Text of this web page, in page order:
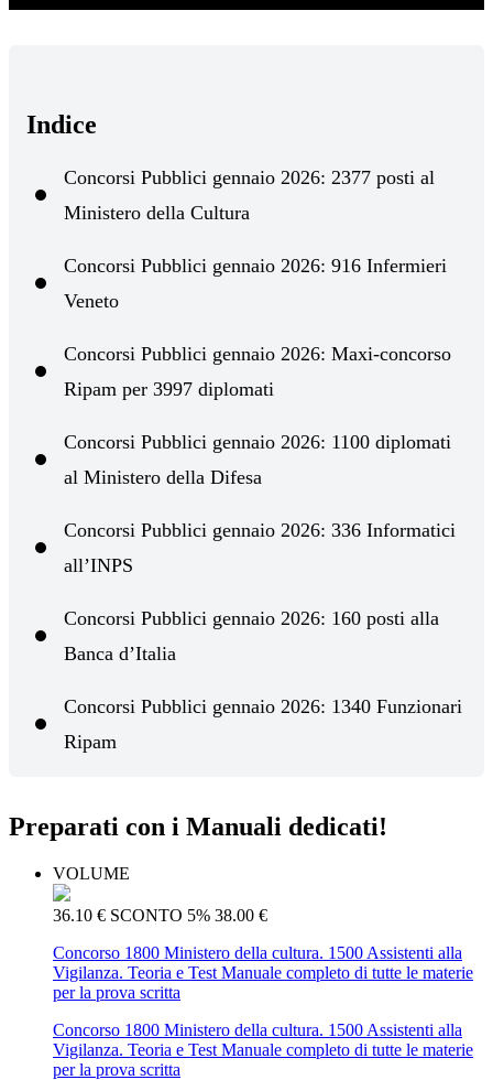
66.22%
Indice
Concorsi Pubblici gennaio 2026: 2377 posti al
Ministero della Cultura
Concorsi Pubblici gennaio 2026: 916 Infermieri
Veneto
Concorsi Pubblici gennaio 2026: Maxi-concorso
Ripam per 3997 diplomati
Concorsi Pubblici gennaio 2026: 1100 diplomati
al Ministero della Difesa
Concorsi Pubblici gennaio 2026: 336 Informatici
all’INPS
Concorsi Pubblici gennaio 2026: 160 posti alla
Banca d’Italia
Concorsi Pubblici gennaio 2026: 1340 Funzionari
Ripam
Preparati con i Manuali dedicati!
VOLUME
36.10 € SCONTO 5% 38.00 €
Concorso 1800 Ministero della cultura. 1500 Assistenti alla
Vigilanza. Teoria e Test Manuale completo di tutte le materie
per la prova scritta
Concorso 1800 Ministero della cultura. 1500 Assistenti alla
Vigilanza. Teoria e Test Manuale completo di tutte le materie
per la prova scritta